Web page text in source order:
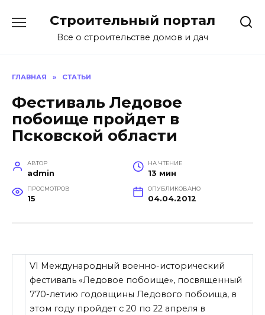
содержанию
Строительный портал
Все о строительстве домов и дач
ГЛАВНАЯ » СТАТЬИ
Фестиваль Ледовое
побоище пройдет в
Псковской области
АВТОР
admin
НА ЧТЕНИЕ
13 мин
ПРОСМОТРОВ
15
ОПУБЛИКОВАНО
04.04.2012
VI Международный военно-исторический
фестиваль «Ледовое побоище», посвященный
770-летию годовщины Ледового побоища, в
этом году пройдет с 20 по 22 апреля в